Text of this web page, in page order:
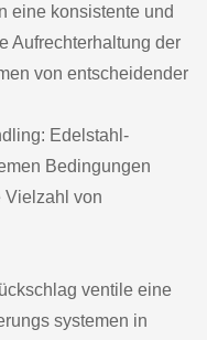
eine konsistente und
Aufrechterhaltung der
von entscheidender
Edelstahl-
Bedingungen
Vielzahl von
ventile eine
systemen in